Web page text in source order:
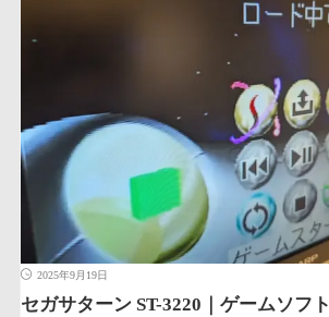
2025年9月19日
セガサターン ST-3220｜ゲームソフ